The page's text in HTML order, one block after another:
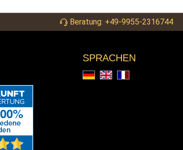
Beratung: +49-9955-2316744
SPRACHEN
Deutsch
EnglishFrançais